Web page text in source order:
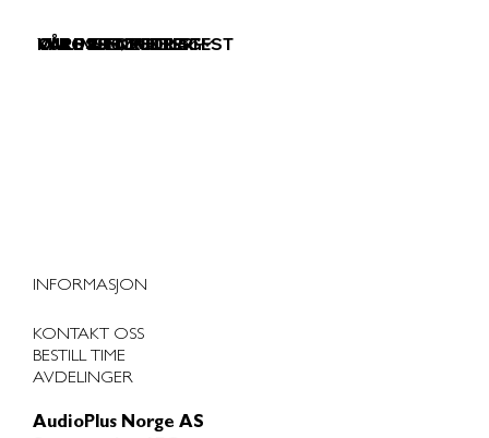
INFORMASJON
KONTAKT OSS
BESTILL TIME
AVDELINGER
AudioPlus Norge AS
VÅRE TJENESTER
VÅRE PRODUKTER
KURS & FOREDRAG
OM OSS
ONLINE HØRSELSTEST